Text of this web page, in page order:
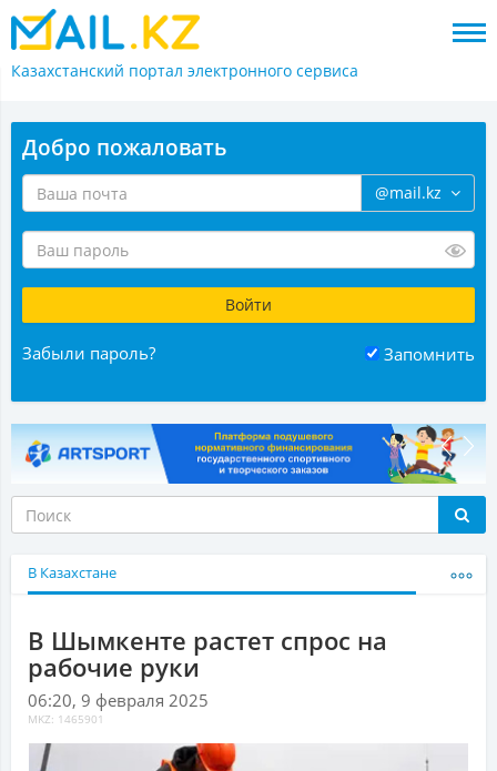
Казахстанский портал электронного сервиса
Добро пожаловать
@mail.kz
Забыли пароль? Запомнить
В Казахстане
В Шымкенте растет спрос на
рабочие руки
06:20, 9 февраля 2025
MKZ: 1465901